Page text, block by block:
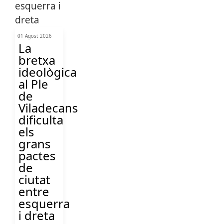
01 Agost 2026
La
bretxa
ideològica
al Ple
de
Viladecans
dificulta
els
grans
pactes
de
ciutat
entre
esquerra
i dreta